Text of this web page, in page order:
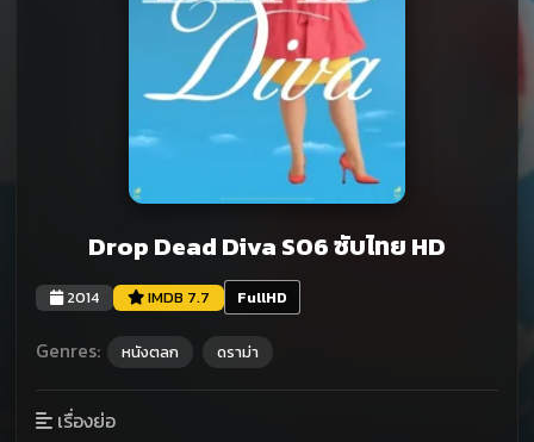
Drop Dead Diva S06 ซับไทย HD
2014 IMDB 7.7 FullHD
Genres: หนังตลก ดราม่า
เรื่องย่อ